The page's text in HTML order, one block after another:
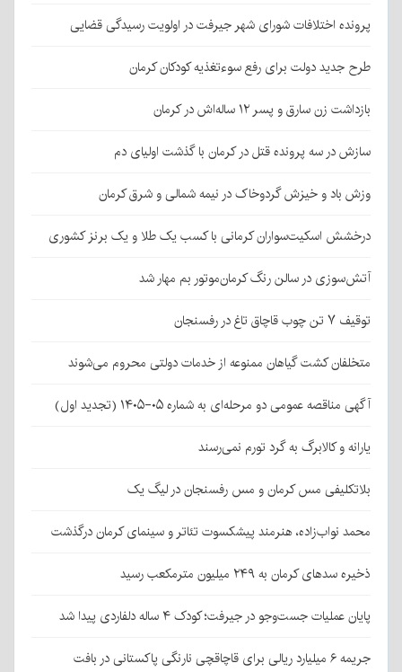
پرونده اختلافات شورای شهر جیرفت در اولویت رسیدگی قضایی
طرح جدید دولت برای رفع سوءتغذیه کودکان کرمان
بازداشت زن سارق و پسر ۱۲ ساله‌اش در کرمان
سازش در سه پرونده قتل در کرمان با گذشت اولیای دم
وزش باد و خیزش گردوخاک در نیمه شمالی و شرق کرمان
درخشش اسکیت‌سواران کرمانی با کسب یک طلا و یک برنز کشوری
آتش‌سوزی در سالن رنگ کرمان‌موتور بم مهار شد
توقیف ۷ تن چوب قاچاق تاغ در رفسنجان
متخلفان کشت گیاهان ممنوعه از خدمات دولتی محروم می‌شوند
آگهی مناقصه عمومی دو مرحله‌ای به شماره ۰۵-۱۴۰۵ (تجدید اول)
یارانه و کالابرگ به گرد تورم نمی‌رسند
بلاتکلیفی مس کرمان و مس رفسنجان در لیگ یک
محمد نواب‌زاده، هنرمند پیشکسوت تئاتر و سینمای کرمان درگذشت
ذخیره سدهای کرمان به ۲۴۹ میلیون مترمکعب رسید
پایان عملیات جست‌وجو در جیرفت؛ کودک ۴ ساله دلفاردی پیدا شد
جریمه ۶ میلیارد ریالی برای قاچاقچی نارنگی پاکستانی در بافت